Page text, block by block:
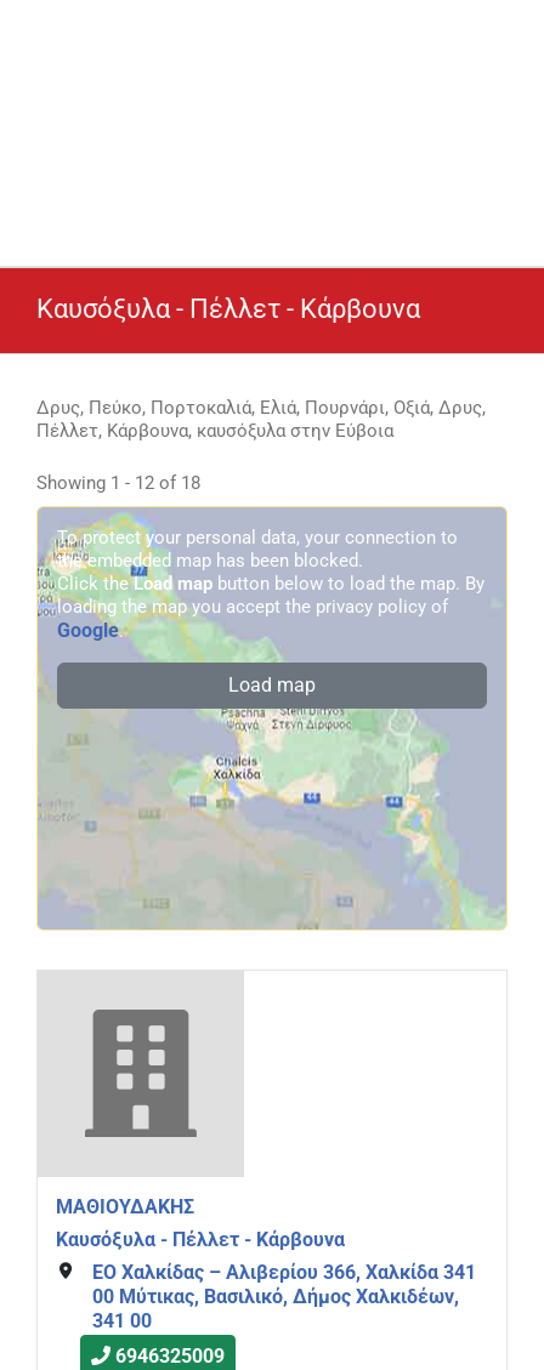
Καυσόξυλα - Πέλλετ - Κάρβουνα
Δρυς, Πεύκο, Πορτοκαλιά, Ελιά, Πουρνάρι, Οξιά, Δρυς,
Πέλλετ, Κάρβουνα, καυσόξυλα στην Εύβοια
Showing 1 - 12 of 18
ΜΑΘΙΟΥΔΑΚΗΣ
Καυσόξυλα - Πέλλετ - Κάρβουνα
ΕΟ Χαλκίδας – Aλιβερίου 366, Χαλκίδα 341
00 Μύτικας, Βασιλικό, Δήμος Χαλκιδέων,
341 00
6946325009
To protect your personal data, your connection to
the embedded map has been blocked.
Click theLoad map button below to load the map. By
loading the map you accept the privacy policy of
Google.
Load map